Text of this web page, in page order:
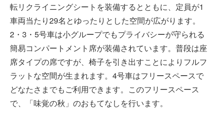
転リクライニングシートを装備するとともに、定員が1
車両当たり29名とゆったりとした空間が広がります。
2・3・5号車は小グループでもプライバシーが守られる
簡易コンパートメント席が装備されています。普段は座
席タイプの席ですが、椅子を引き出すことによりフルフ
ラットな空間が生まれます。4号車はフリースペースで
どなたさまでもご利用できます。このフリースペース
で、「味覚の秋」のおもてなしを行います。